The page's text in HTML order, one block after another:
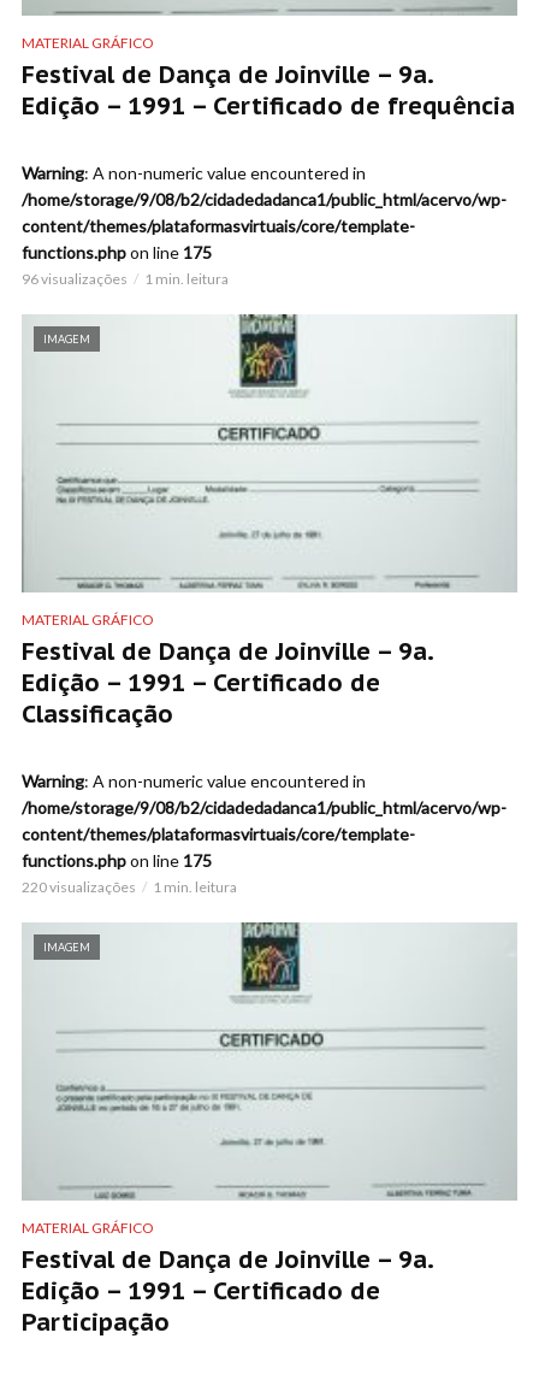
MATERIAL GRÁFICO
Festival de Dança de Joinville – 9a.
Edição – 1991 – Certificado de frequência
Warning: A non-numeric value encountered in
/home/storage/9/08/b2/cidadedadanca1/public_html/acervo/wp-
content/themes/plataformasvirtuais/core/template-
functions.phpon line 175
96 visualizações 1 min. leitura
IMAGEM
MATERIAL GRÁFICO
Festival de Dança de Joinville – 9a.
Edição – 1991 – Certificado de
Classificação
Warning: A non-numeric value encountered in
/home/storage/9/08/b2/cidadedadanca1/public_html/acervo/wp-
content/themes/plataformasvirtuais/core/template-
functions.phpon line 175
220 visualizações 1 min. leitura
IMAGEM
MATERIAL GRÁFICO
Festival de Dança de Joinville – 9a.
Edição – 1991 – Certificado de
Participação